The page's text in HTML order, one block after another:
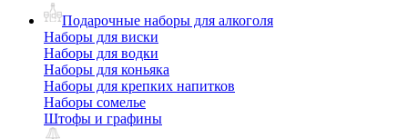
Подарочные наборы для алкоголя
Наборы для виски
Наборы для водки
Наборы для коньяка
Наборы для крепких напитков
Наборы сомелье
Штофы и графины